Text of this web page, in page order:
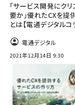
「サービス開発にク
要か」優れたCXを提
とは【電通デジタルコ
電通デジタル
2021年12月14日 9:30